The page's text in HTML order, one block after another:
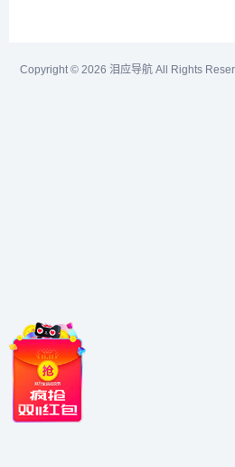
设计教程，界面设计，交互
Copyright © 2026 泪应导航 All Rights